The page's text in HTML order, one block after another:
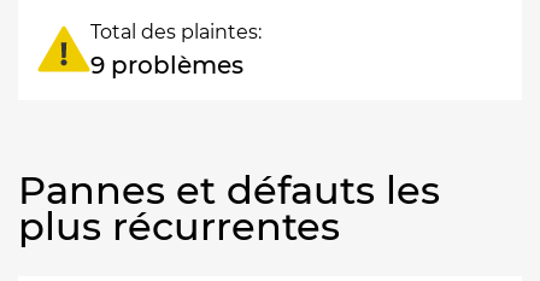
Total des plaintes:
9 problèmes
Pannes et défauts les
plus récurrentes